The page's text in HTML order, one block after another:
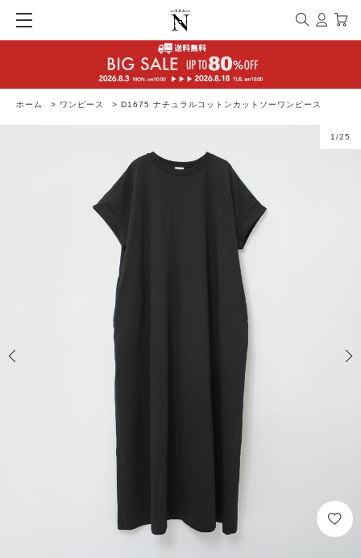
ホーム > ワンピース > D1675 ナチュラルコットンカットソーワンピース
1 /25